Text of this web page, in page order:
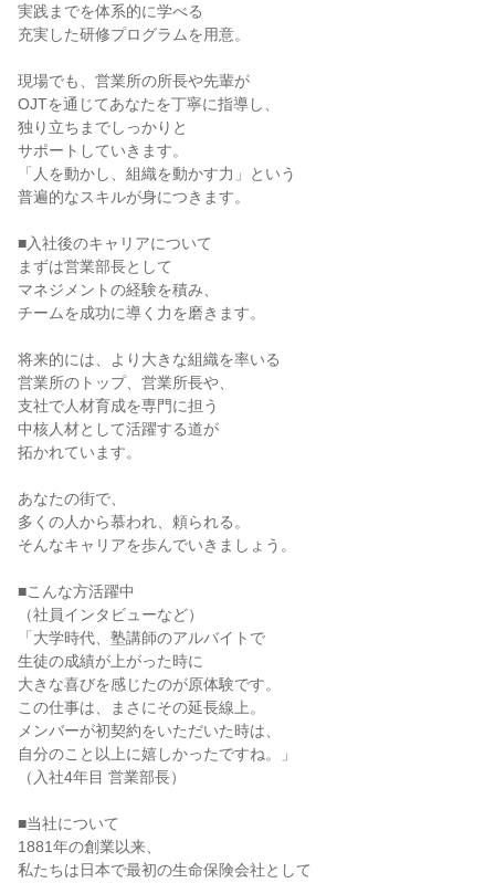
実践までを体系的に学べる
充実した研修プログラムを用意。
現場でも、営業所の所長や先輩が
OJTを通じてあなたを丁寧に指導し、
独り立ちまでしっかりと
サポートしていきます。
「人を動かし、組織を動かす力」という
普遍的なスキルが身につきます。
■入社後のキャリアについて
まずは営業部長として
マネジメントの経験を積み、
チームを成功に導く力を磨きます。
将来的には、より大きな組織を率いる
営業所のトップ、営業所長や、
支社で人材育成を専門に担う
中核人材として活躍する道が
拓かれています。
あなたの街で、
多くの人から慕われ、頼られる。
そんなキャリアを歩んでいきましょう。
■こんな方活躍中
（社員インタビューなど）
「大学時代、塾講師のアルバイトで
生徒の成績が上がった時に
大きな喜びを感じたのが原体験です。
この仕事は、まさにその延長線上。
メンバーが初契約をいただいた時は、
自分のこと以上に嬉しかったですね。」
（入社4年目 営業部長）
■当社について
1881年の創業以来、
私たちは日本で最初の生命保険会社として